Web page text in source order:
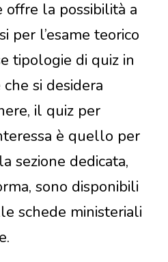
offre la possibilità a
per l’esame teorico
tipologie di quiz in
si desidera
il quiz per
è quello per
sezione dedicata,
sono disponibili
schede ministeriali